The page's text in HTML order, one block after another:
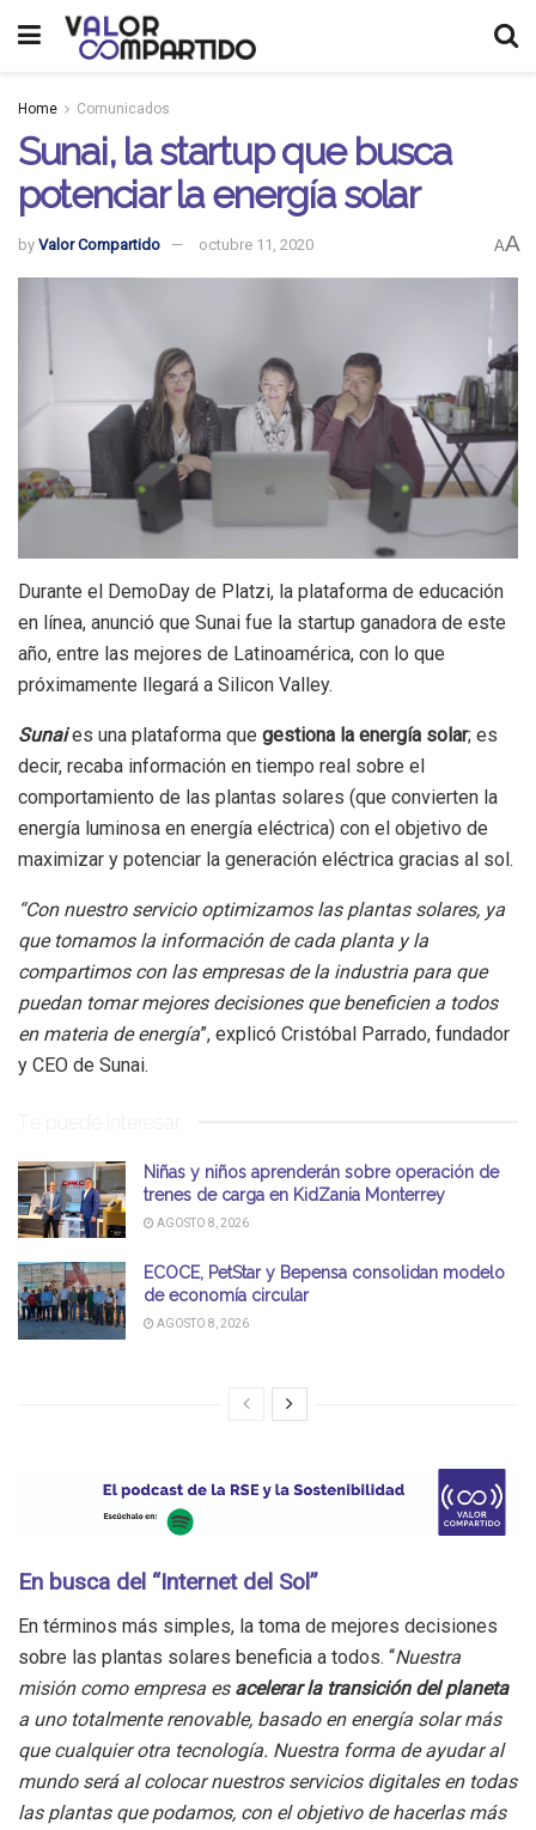
Home Comunicados
Sunai, la startup que busca
potenciar la energía solar
by Valor Compartido octubre 11, 2020 AA
Durante el DemoDay de Platzi, la plataforma de educación
en línea, anunció que Sunai fue la startup ganadora de este
año, entre las mejores de Latinoamérica, con lo que
próximamente llegará a Silicon Valley.
Sunaies una plataforma que gestiona la energía solar; es
decir, recaba información en tiempo real sobre el
comportamiento de las plantas solares (que convierten la
energía luminosa en energía eléctrica) con el objetivo de
maximizar y potenciar la generación eléctrica gracias al sol.
“Con nuestro servicio optimizamos las plantas solares, ya
que tomamos la información de cada planta y la
compartimos con las empresas de la industria para que
puedan tomar mejores decisiones que beneficien a todos
en materia de energía”, explicó Cristóbal Parrado, fundador
y CEO de Sunai.
Te puede interesar
Niñas y niños aprenderán sobre operación de
trenes de carga en KidZania Monterrey
AGOSTO 8, 2026
ECOCE, PetStar y Bepensa consolidan modelo
de economía circular
AGOSTO 8, 2026
En busca del “Internet del Sol”
En términos más simples, la toma de mejores decisiones
sobre las plantas solares beneficia a todos. “Nuestra
misión como empresa es acelerar la transición del planeta
a uno totalmente renovable, basado en energía solar más
que cualquier otra tecnología. Nuestra forma de ayudar al
mundo será al colocar nuestros servicios digitales en todas
las plantas que podamos, con el objetivo de hacerlas más